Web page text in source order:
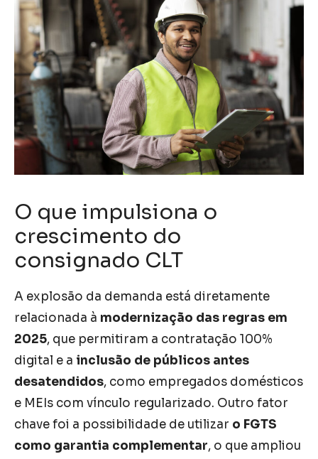
O que impulsiona o
crescimento do
consignado CLT
A explosão da demanda está diretamente
relacionada à modernização das regras em
2025, que permitiram a contratação 100%
digital e a inclusão de públicos antes
desatendidos, como empregados domésticos
e MEIs com vínculo regularizado. Outro fator
chave foi a possibilidade de utilizar o FGTS
como garantia complementar, o que ampliou